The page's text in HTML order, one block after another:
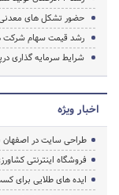
حضور تشکل های معدنی
رشد قیمت سهام شرکت
شرایط سرمایه گذاری
اخبار ویژه
طراحی سایت در اصفهان
فروشگاه اینترنتی
ایده های طلایی برای